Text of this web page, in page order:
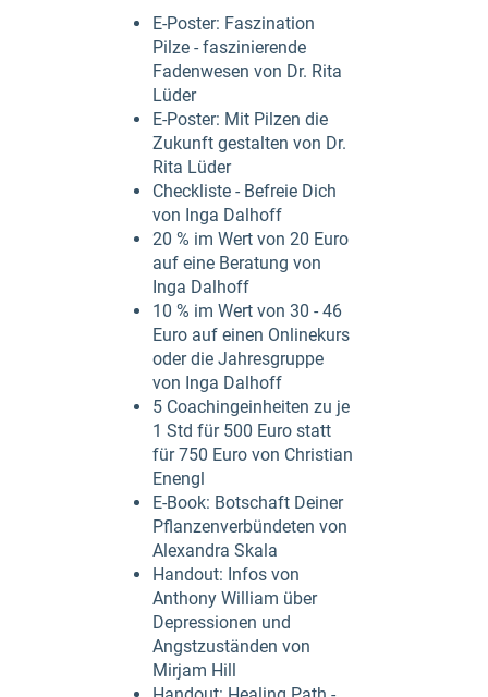
E-Poster: Faszination
Pilze - faszinierende
Fadenwesen von Dr. Rita
Lüder
E-Poster: Mit Pilzen die
Zukunft gestalten von Dr.
Rita Lüder
Checkliste - Befreie Dich
von Inga Dalhoff
20 % im Wert von 20 Euro
auf eine Beratung von
Inga Dalhoff
10 % im Wert von 30 - 46
Euro auf einen Onlinekurs
oder die Jahresgruppe
von Inga Dalhoff
5 Coachingeinheiten zu je
1 Std für 500 Euro statt
für 750 Euro von Christian
Enengl
E-Book: Botschaft Deiner
Pflanzenverbündeten von
Alexandra Skala
Handout: Infos von
Anthony William über
Depressionen und
Angstzuständen von
Mirjam Hill